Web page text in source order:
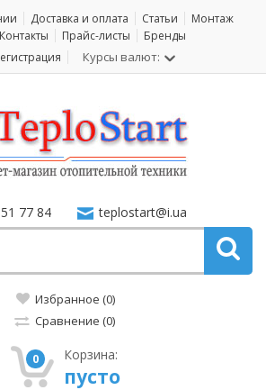
Доставка и оплата Статьи
Монтаж
Контакты Прайс-листы
Бренды
Курсы валют:
77 84 teplostart@i.ua
Избранное (0)
Сравнение (0)
0 Корзина:
пусто